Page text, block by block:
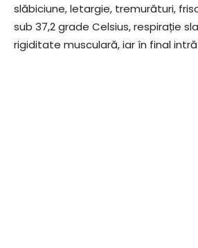
slăbiciune, letargie, tremurături,
sub 37,2 grade Celsius, respirație
rigiditate musculară, iar în final